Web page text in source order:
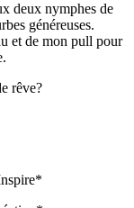
deux nymphes de
généreuses.
et de mon pull pour
rêve?